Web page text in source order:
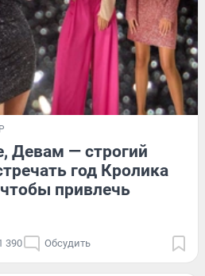
Девам — строгий
год Кролика
привлечь
390 Обсудить